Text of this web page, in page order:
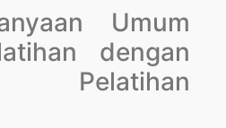
Umum
dengan
Pelatihan